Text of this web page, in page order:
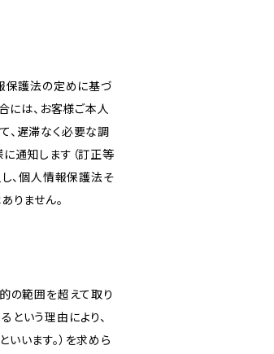
保護法の定めに基づ
には、お客様ご本人
、遅滞なく必要な調
通知します（訂正等
し、個人情報保護法そ
りません。
の範囲を超えて取り
いう理由により、
います。）を求めら